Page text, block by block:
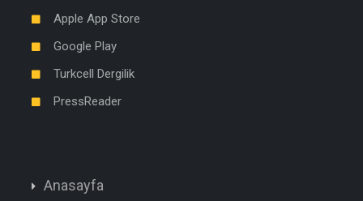
Apple App Store
Google Play
Turkcell Dergilik
PressReader
Anasayfa